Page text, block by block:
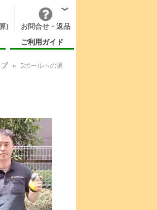
)
お問合せ・返品
ご利用ガイド
5ボールへの道